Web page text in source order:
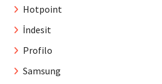
Hotpoint
İndesit
Profilo
Samsung